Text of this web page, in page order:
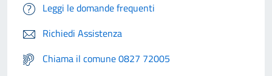
Leggi le domande frequenti
Richiedi Assistenza
Chiama il comune 0827 72005